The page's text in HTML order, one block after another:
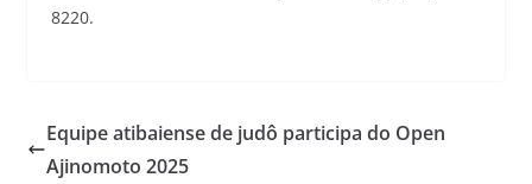
8220.
Equipe atibaiense de judô participa do Open
Ajinomoto 2025